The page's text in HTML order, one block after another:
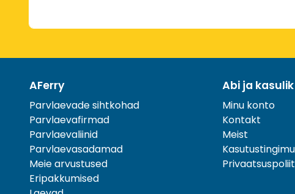
AFerry
Parvlaevade sihtkohad
Parvlaevafirmad
Parvlaevaliinid
Parvlaevasadamad
Meie arvustused
Eripakkumised
Abi ja
Minu konto
Kontakt
Meist